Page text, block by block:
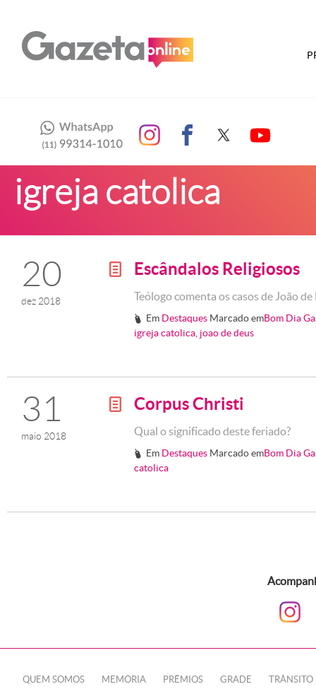
igreja catolica
20
dez 2018
g Escândalos Religiosos
Teólogo comenta os casos de João
# Em Destaques Marcado emBom Dia
igreja catolica joao de deus
31
maio 2018
g Corpus Christi
Qual o significado deste feriado?
# Em Destaques Marcado emBom Dia
catolica
QUEM SOMOS MEMÓRIA PRÊMIOS GRADE TRÂNSITO